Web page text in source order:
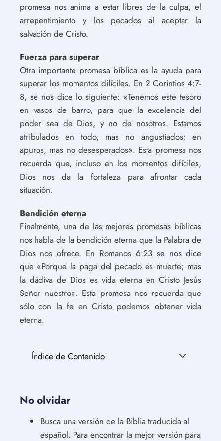
promesa nos anima a estar libres de la culpa, el
arrepentimiento y los pecados al aceptar la
salvación de Cristo.
Fuerza para superar
Otra importante promesa bíblica es la ayuda para
superar los momentos difíciles. En 2 Corintios 4:7-
8, se nos dice lo siguiente: «Tenemos este tesoro
en vasos de barro, para que la excelencia del
poder sea de Dios, y no de nosotros. Estamos
atribulados en todo, mas no angustiados; en
apuros, mas no desesperados». Esta promesa nos
recuerda que, incluso en los momentos difíciles,
Dios nos da la fortaleza para afrontar cada
situación.
Bendición eterna
Finalmente, una de las mejores promesas bíblicas
nos habla de la bendición eterna que la Palabra de
Dios nos ofrece. En Romanos 6:23 se nos dice
que «Porque la paga del pecado es muerte; mas
la dádiva de Dios es vida eterna en Cristo Jesús
Señor nuestro». Esta promesa nos recuerda que
sólo con la fe en Cristo podemos obtener vida
eterna.
Índice de Contenido
No olvidar
Busca una versión de la Biblia traducida al
español. Para encontrar la mejor versión para